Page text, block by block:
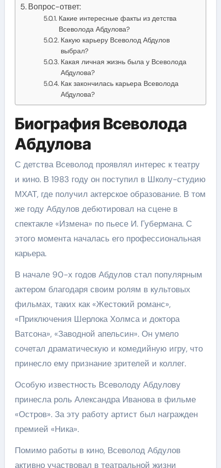
Вопрос-ответ:
Какие интересные факты из детства
Всеволода Абдулова?
Какую карьеру Всеволод Абдулов
выбрал?
Какая личная жизнь была у Всеволода
Абдулова?
Как закончилась карьера Всеволода
Абдулова?
Биография Всеволода
Абдулова
С детства Всеволод проявлял интерес к театру
и кино. В 1983 году он поступил в Школу-студию
МХАТ, где получил актерское образование. В том
же году Абдулов дебютировал на сцене в
спектакле «Измена» по пьесе И. Губермана. С
этого момента началась его профессиональная
карьера.
В начале 90-х годов Абдулов стал популярным
актером благодаря своим ролям в культовых
фильмах, таких как «Жестокий романс»,
«Приключения Шерлока Холмса и доктора
Ватсона», «Заводной апельсин». Он умело
сочетал драматическую и комедийную игру, что
принесло ему признание зрителей и коллег.
Особую известность Всеволоду Абдулову
принесла роль Александра Иванова в фильме
«Остров». За эту работу артист был награжден
премией «Ника».
Помимо работы в кино, Всеволод Абдулов
активно участвовал в театральной жизни